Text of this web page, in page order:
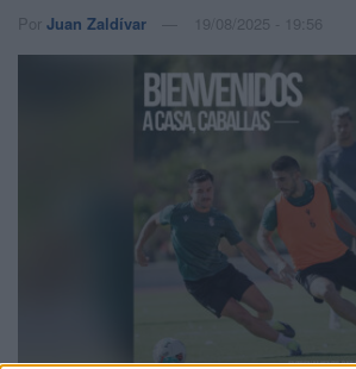
Por Juan Zaldívar 19/08/2025 - 19:56